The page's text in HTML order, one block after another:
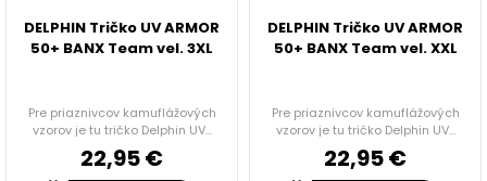
DELPHIN Tričko UV ARMOR
50+ BANX Team vel. 3XL
Pre priaznivcov kamuflážových
vzorov je tu tričko Delphin UV...
22,95 €
DELPHIN Tričko UV ARMOR
50+ BANX Team vel. XXL
Pre priaznivcov kamuflážových
vzorov je tu tričko Delphin UV...
22,95 €
ELEKTRONIKA, VENTILÁTORY, POWERBANKY
PRÍPRAVA JEDLA, NÁDOBY, OHREVY, CHLADNIČKY